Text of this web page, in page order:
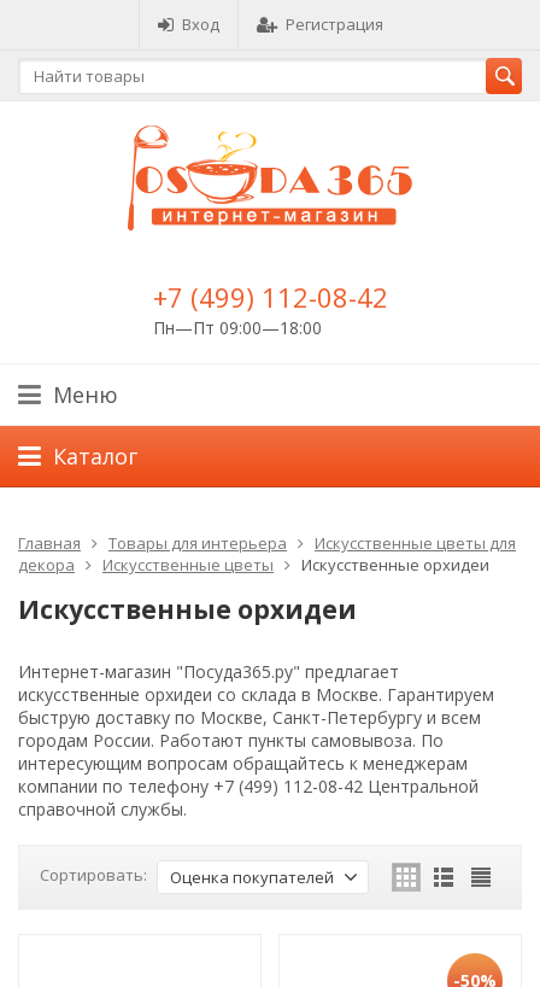
Вход Регистрация
+7 (499) 112-08-42
Пн—Пт 09:00—18:00
Меню
Каталог
Главная Товары для интерьера
Искусственные цветы для
декора
Искусственные цветы Искусственные орхидеи
Искусственные орхидеи
Интернет-магазин "Посуда365.ру" предлагает
искусственные орхидеи со склада в Москве. Гарантируем
быструю доставку по Москве, Санкт-Петербургу и всем
городам России. Работают пункты самовывоза. По
интересующим вопросам обращайтесь к менеджерам
компании по телефону +7 (499) 112-08-42 Центральной
справочной службы.
Сортировать: Оценка покупателей
-50%